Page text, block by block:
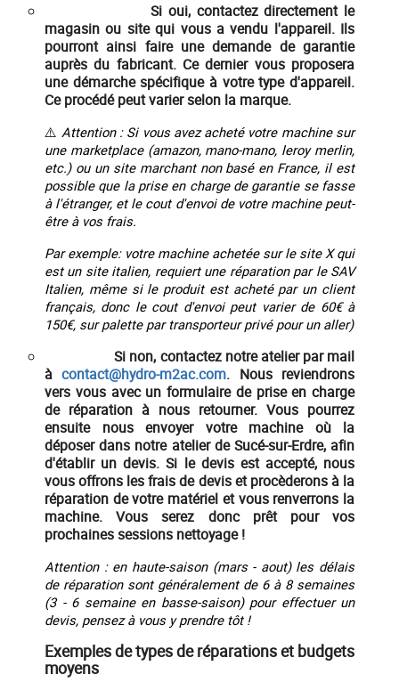
Si oui, contactez directement le
magasin ou site qui vous a vendu l'appareil. Ils
pourront ainsi faire une demande de garantie
auprès du fabricant. Ce dernier vous proposera
une démarche spécifique à votre type d'appareil.
Ce procédé peut varier selon la marque.
⚠️ Attention : Si vous avez acheté votre machine sur
une marketplace (amazon, mano-mano, leroy merlin,
etc.) ou un site marchant non basé en France, il est
possible que la prise en charge de garantie se fasse
à l'étranger, et le cout d'envoi de votre machine peut-
être à vos frais.
Par exemple: votre machine achetée sur le site X qui
est un site italien, requiert une réparation par le SAV
Italien, même si le produit est acheté par un client
français, donc le cout d'envoi peut varier de 60€ à
150€, sur palette par transporteur privé pour un aller)
Si non, contactez notre atelier par mail
àcontact@hydro-m2ac.com. Nous reviendrons
vers vous avec un formulaire de prise en charge
de réparation à nous retourner. Vous pourrez
ensuite nous envoyer votre machine où la
déposer dans notre atelier de Sucé-sur-Erdre, afin
d'établir un devis. Si le devis est accepté, nous
vous offrons les frais de devis et procèderons à la
réparation de votre matériel et vous renverrons la
machine. Vous serez donc prêt pour vos
prochaines sessions nettoyage !
Attention : en haute-saison (mars - aout) les délais
de réparation sont généralement de 6 à 8 semaines
(3 - 6 semaine en basse-saison) pour effectuer un
devis, pensez à vous y prendre tôt !
Exemples de types de réparations et budgets
moyens